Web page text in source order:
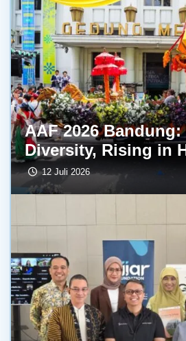
AAF 2026
Diversity, Rising in
12 Juli 2026